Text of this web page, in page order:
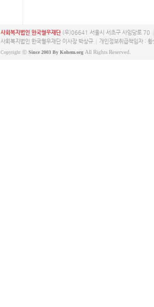
사회복지법인 한국혈우재단(우)06641 서울시 서초구 사임당로 70
사회복지법인 한국혈우재단 이사장 박상규
개인정보취급책임자 : 황
Copyright ⓒ Since 2003 By Kohem.org All Rights Reserved.